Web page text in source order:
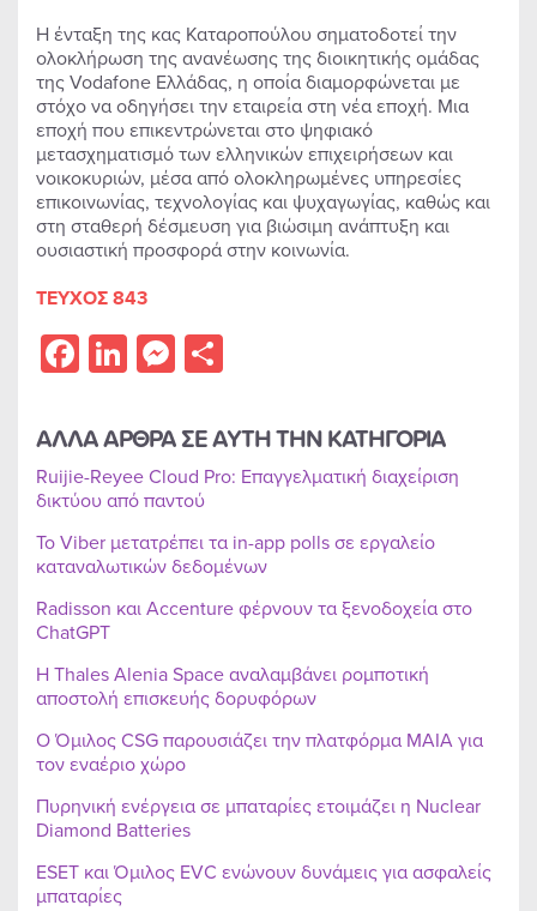
Η ένταξη της κας Καταροπούλου σηματοδοτεί την
ολοκλήρωση της ανανέωσης της διοικητικής ομάδας
της Vodafone Ελλάδας, η οποία διαμορφώνεται με
στόχο να οδηγήσει την εταιρεία στη νέα εποχή. Μια
εποχή που επικεντρώνεται στο ψηφιακό
μετασχηματισμό των ελληνικών επιχειρήσεων και
νοικοκυριών, μέσα από ολοκληρωμένες υπηρεσίες
επικοινωνίας, τεχνολογίας και ψυχαγωγίας, καθώς και
στη σταθερή δέσμευση για βιώσιμη ανάπτυξη και
ουσιαστική προσφορά στην κοινωνία.
ΤΕΥΧΟΣ 843
Facebook
LinkedIn
Messenger
ΑΛΛΑ ΑΡΘΡΑ ΣΕ ΑΥΤΗ ΤΗΝ ΚΑΤΗΓΟΡΙΑ
Ruijie-Reyee Cloud Pro: Επαγγελματική διαχείριση
δικτύου από παντού
Το Viber μετατρέπει τα in-app polls σε εργαλείο
καταναλωτικών δεδομένων
Radisson και Accenture φέρνουν τα ξενοδοχεία στο
ChatGPT
Η Thales Alenia Space αναλαμβάνει ρομποτική
αποστολή επισκευής δορυφόρων
Ο Όμιλος CSG παρουσιάζει την πλατφόρμα MAIA για
τον εναέριο χώρο
Πυρηνική ενέργεια σε μπαταρίες ετοιμάζει η Nuclear
Diamond Batteries
ESET και Όμιλος EVC ενώνουν δυνάμεις για ασφαλείς
μπαταρίες